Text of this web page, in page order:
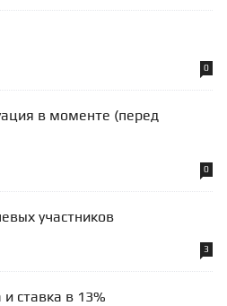
0
в моменте (перед
0
участников
3
ставка в 13%